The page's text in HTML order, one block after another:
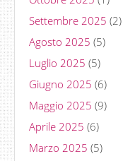
Settembre 2025 (2)
Agosto 2025 (5)
Luglio 2025 (5)
Giugno 2025 (6)
Maggio 2025 (9)
Aprile 2025 (6)
Marzo 2025 (5)